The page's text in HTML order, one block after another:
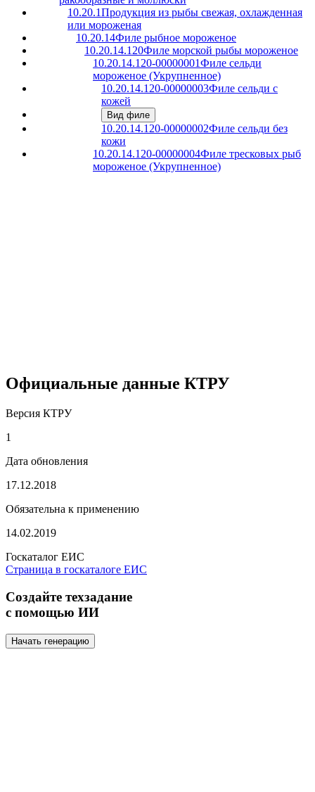
10.20.1Продукция из рыбы свежая, охлажденная
или мороженая
10.20.14Филе рыбное мороженое
10.20.14.120Филе морской рыбы мороженое
10.20.14.120-00000001Филе сельди
мороженое (Укрупненное)
10.20.14.120-00000003Филе сельди с
кожей
Вид филе
10.20.14.120-00000002Филе сельди без
кожи
10.20.14.120-00000004Филе тресковых рыб
мороженое (Укрупненное)
Официальные данные КТРУ
Версия КТРУ
1
Дата обновления
17.12.2018
Обязательна к применению
14.02.2019
Госкаталог ЕИС
Страница в госкаталоге ЕИС
Создайте техзадание
с помощью ИИ
Начать генерацию